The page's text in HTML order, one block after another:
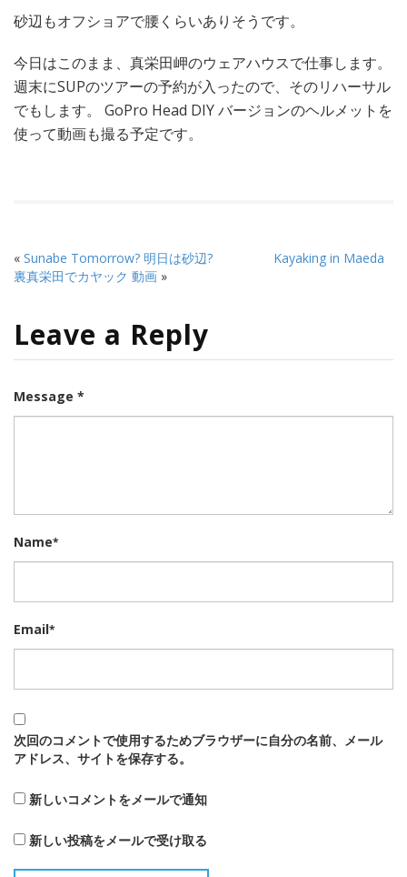
砂辺もオフショアで腰くらいありそうです。
今日はこのまま、真栄田岬のウェアハウスで仕事します。
週末にSUPのツアーの予約が入ったので、そのリハーサル
でもします。 GoPro Head DIY バージョンのヘルメットを
使って動画も撮る予定です。
« Sunabe Tomorrow? 明日は砂辺?
Kayaking in Maeda
裏真栄田でカヤック 動画 »
Leave a Reply
Message *
Name*
Email*
次回のコメントで使用するためブラウザーに自分の名前、メール
アドレス、サイトを保存する。
新しいコメントをメールで通知
新しい投稿をメールで受け取る